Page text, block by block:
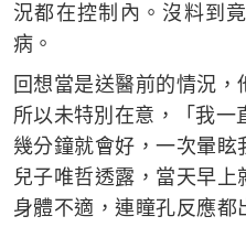
況都在控制內。沒料到
病。
回想當是送醫前的情況，
所以未特別在意，「我一
幾分鐘就會好，一次暈眩
兒子唯哲透露，當天早
身體不適，連瞳孔反應都